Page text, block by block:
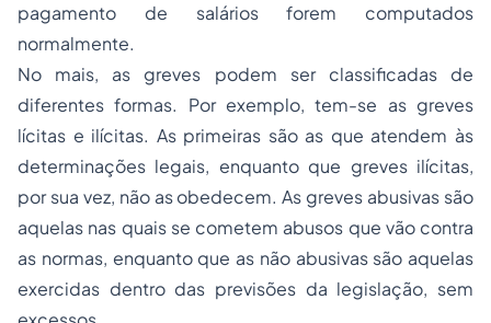
pagamento de salários forem computados
normalmente.
No mais, as greves podem ser classificadas de
diferentes formas. Por exemplo, tem-se as greves
lícitas e ilícitas. As primeiras são as que atendem às
determinações legais, enquanto que greves ilícitas,
por sua vez, não as obedecem. As greves abusivas são
aquelas nas quais se cometem abusos que vão contra
as normas, enquanto que as não abusivas são aquelas
exercidas dentro das previsões da legislação, sem